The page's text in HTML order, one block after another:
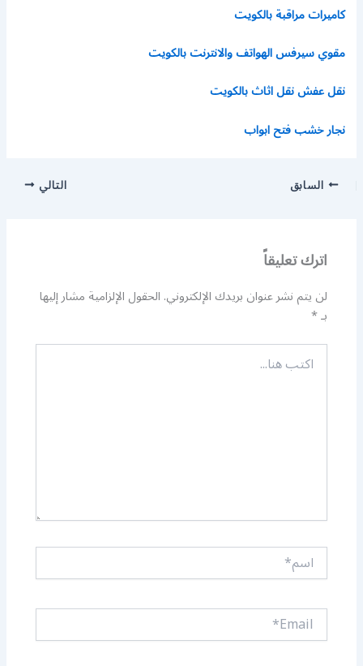
كاميرات مراقبة بالكويت
مقوي سيرفس الهواتف والانترنت بالكويت
نقل عفش نقل اثاث بالكويت
نجار خشب فتح ابواب
السابق التالي
اترك تعليقاً
لن يتم نشر عنوان بريدك الإلكتروني.الحقول الإلزامية مشار إليها
بـ*
اكتب
هنا...
اسم*
Email*